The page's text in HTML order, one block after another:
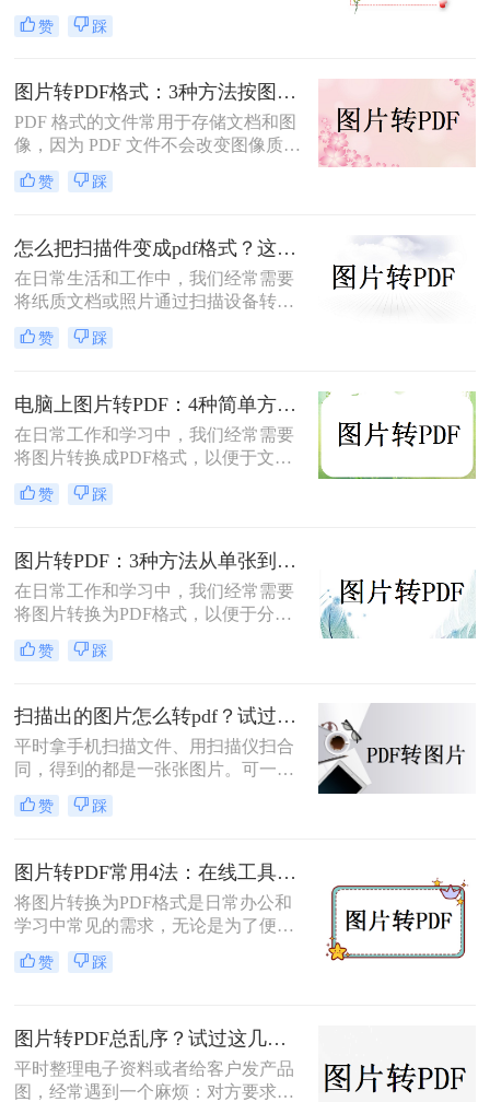
一张一张地看照片相对麻烦，所以我
们通常会把照片变成PDF。事实上，
天，我将教你图片转为pdf怎么弄免费
的。
赞 踩
图片转PDF格式：3种方法按图片来源（手机/相机/截图）选！
PDF 格式的文件常用于存储文档和图
像，因为 PDF 文件不会改变图像质
量、版本或格式，而且可以在任何设
备之间轻松传输。如果你想将一些图
并成一个 PDF 文件，本文将介绍图片
如何转换为PDF格式。
赞 踩
怎么把扫描件变成pdf格式？这三种方法简单又实用！
在日常生活和工作中，我们经常需要
将纸质文档或照片通过扫描设备转化
为数字格式，并进一步将其保存为
PDF文件，以便于分享、存储和查
呢？本文将介绍三种将扫描件转换成
PDF格式的方法。
赞 踩
电脑上图片转PDF：4种简单方法的操作步骤和DPI设置！
在日常工作和学习中，我们经常需要
将图片转换成PDF格式，以便于文件
的传输、存储和打印。那么电脑上怎
么图片转pdf呢？本文将介绍三种在电
您根据不同的需求选择最合适的方
法。
赞 踩
图片转PDF：3种方法从单张到批量转换的操作差异！
在日常工作和学习中，我们经常需要
将图片转换为PDF格式，以便于分
享、打印和存档。那么图片怎么转pdf
呢？本文将介绍三种常用的将图片转
同的需求选择最合适的方式。
赞 踩
扫描出的图片怎么转pdf？试过好用的几个办法！
平时拿手机扫描文件、用扫描仪扫合
同，得到的都是一张张图片。可一旦
要发给别人、归档保存或者打印出
来，PDF格式明显更正式、也更方
行，转完PDF却模糊了；十几页的扫
描件，一页一页转太磨人；还有些涉
及隐私的文件，不敢随便往在线工具
里传。
赞 踩
图片转PDF常用4法：在线工具、桌面软件、手机APP和打印导出的适用边界！
将图片转换为PDF格式是日常办公和
学习中常见的需求，无论是为了便于
分享、存储还是打印。那么图片转为
pdf怎么弄呢？本文将介绍几种常用的
赞 踩
图片转PDF总乱序？试过这几个方法后顺手多了
平时整理电子资料或者给客户发产品
图，经常遇到一个麻烦：对方要求把